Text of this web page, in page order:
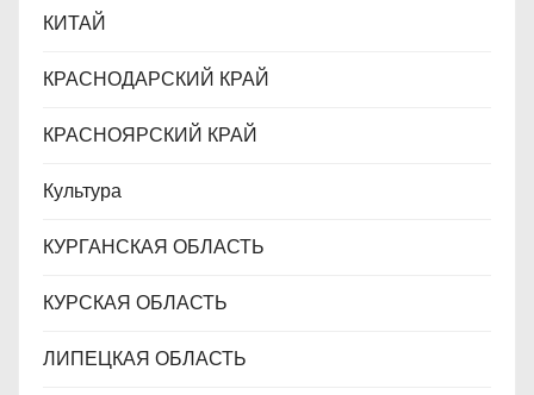
КИТАЙ
КРАСНОДАРСКИЙ КРАЙ
КРАСНОЯРСКИЙ КРАЙ
Культура
КУРГАНСКАЯ ОБЛАСТЬ
КУРСКАЯ ОБЛАСТЬ
ЛИПЕЦКАЯ ОБЛАСТЬ